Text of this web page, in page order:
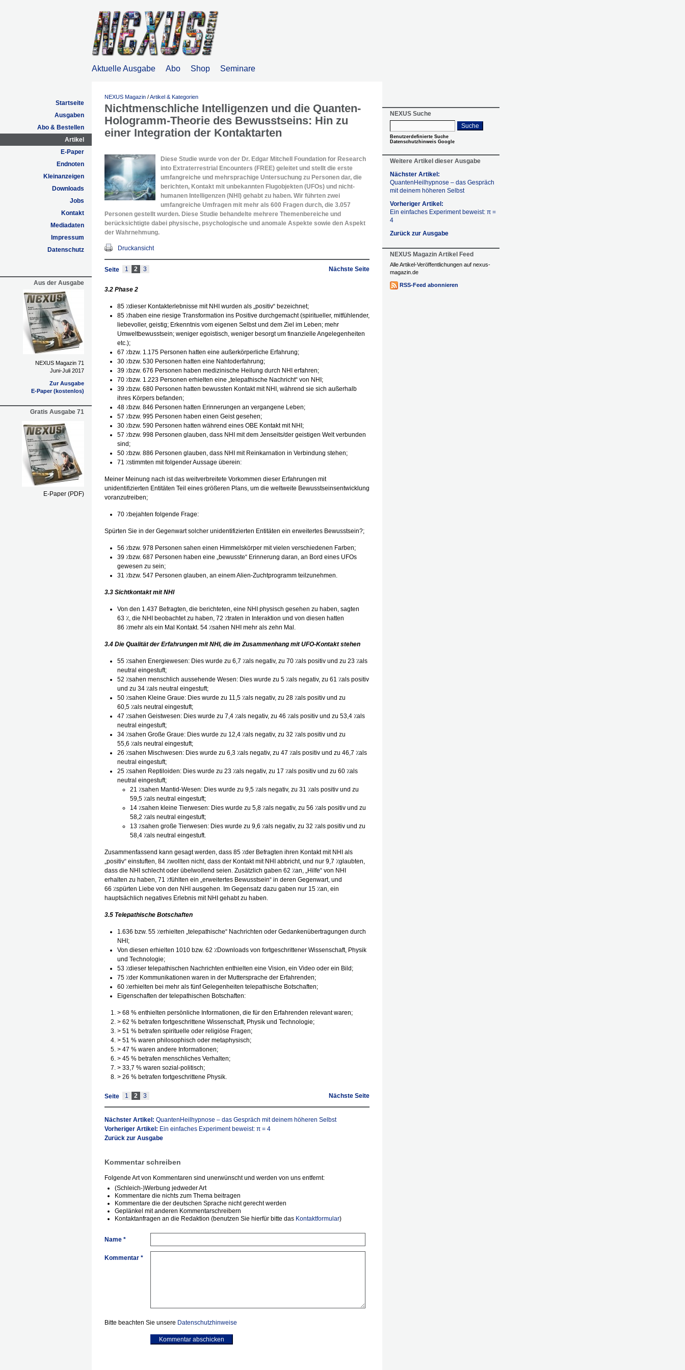
Aktuelle Ausgabe Abo Shop Seminare
Startseite
Ausgaben
Abo & Bestellen
Artikel
E-Paper
Endnoten
Kleinanzeigen
Downloads
Jobs
Kontakt
Mediadaten
Impressum
Datenschutz
Aus der Ausgabe
NEXUS Magazin 71
Juni-Juli 2017
Zur Ausgabe
E-Paper (kostenlos)
Gratis Ausgabe 71
E-Paper (PDF)
NEXUS Magazin /Artikel & Kategorien
Nichtmenschliche Intelligenzen und die Quanten-
Hologramm-Theorie des Bewusstseins: Hin zu
einer Integration der Kontaktarten
Diese Studie wurde von der Dr. Edgar Mitchell Foundation for Research
into Extraterrestrial Encounters (FREE) geleitet und stellt die erste
umfangreiche und mehrsprachige Untersuchung zu Personen dar, die
berichten, Kontakt mit unbekannten Flugobjekten (UFOs) und nicht-
humanen Intelligenzen (NHI) gehabt zu haben. Wir führten zwei
umfangreiche Umfragen mit mehr als 600 Fragen durch, die 3.057
Personen gestellt wurden. Diese Studie behandelte mehrere Themenbereiche und
berücksichtigte dabei physische, psychologische und anomale Aspekte sowie den Aspekt
der Wahrnehmung.
Druckansicht
Nächste Seite
Seite 1 2 3
3.2 Phase 2
85 ٪dieser Kontakterlebnisse mit NHI wurden als „positiv“ bezeichnet;
85 ٪haben eine riesige Transformation ins Positive durchgemacht (spiritueller, mitfühlender,
liebevoller, geistig; Erkenntnis vom eigenen Selbst und dem Ziel im Leben; mehr
Umweltbewusstsein; weniger egoistisch, weniger besorgt um finanzielle Angelegenheiten
etc.);
67 ٪bzw. 1.175 Personen hatten eine außerkörperliche Erfahrung;
30 ٪bzw. 530 Personen hatten eine Nahtoderfahrung;
39 ٪bzw. 676 Personen haben medizinische Heilung durch NHI erfahren;
70 ٪bzw. 1.223 Personen erhielten eine „telepathische Nachricht“ von NHI;
39 ٪bzw. 680 Personen hatten bewussten Kontakt mit NHI, während sie sich außerhalb
ihres Körpers befanden;
48 ٪bzw. 846 Personen hatten Erinnerungen an vergangene Leben;
57 ٪bzw. 995 Personen haben einen Geist gesehen;
30 ٪bzw. 590 Personen hatten während eines OBE Kontakt mit NHI;
57 ٪bzw. 998 Personen glauben, dass NHI mit dem Jenseits/der geistigen Welt verbunden
sind;
50 ٪bzw. 886 Personen glauben, dass NHI mit Reinkarnation in Verbindung stehen;
71 ٪stimmten mit folgender Aussage überein:
Meiner Meinung nach ist das weitverbreitete Vorkommen dieser Erfahrungen mit
unidentifizierten Entitäten Teil eines größeren Plans, um die weltweite Bewusstseinsentwicklung
voranzutreiben;
70 ٪bejahten folgende Frage:
Spürten Sie in der Gegenwart solcher unidentifizierten Entitäten ein erweitertes Bewusstsein?;
56 ٪bzw. 978 Personen sahen einen Himmelskörper mit vielen verschiedenen Farben;
39 ٪bzw. 687 Personen haben eine „bewusste“ Erinnerung daran, an Bord eines UFOs
gewesen zu sein;
31 ٪bzw. 547 Personen glauben, an einem Alien-Zuchtprogramm teilzunehmen.
3.3 Sichtkontakt mit NHI
Von den 1.437 Befragten, die berichteten, eine NHI physisch gesehen zu haben, sagten
63 ٪, die NHI beobachtet zu haben, 72 ٪traten in Interaktion und von diesen hatten
86 ٪mehr als ein Mal Kontakt. 54 ٪sahen NHI mehr als zehn Mal.
3.4 Die Qualität der Erfahrungen mit NHI, die im Zusammenhang mit UFO-Kontakt stehen
55 ٪sahen Energiewesen: Dies wurde zu 6,7 ٪als negativ, zu 70 ٪als positiv und zu 23 ٪als
neutral eingestuft;
52 ٪sahen menschlich aussehende Wesen: Dies wurde zu 5 ٪als negativ, zu 61 ٪als positiv
und zu 34 ٪als neutral eingestuft;
50 ٪sahen Kleine Graue: Dies wurde zu 11,5 ٪als negativ, zu 28 ٪als positiv und zu
60,5 ٪als neutral eingestuft;
47 ٪sahen Geistwesen: Dies wurde zu 7,4 ٪als negativ, zu 46 ٪als positiv und zu 53,4 ٪als
neutral eingestuft;
34 ٪sahen Große Graue: Dies wurde zu 12,4 ٪als negativ, zu 32 ٪als positiv und zu
55,6 ٪als neutral eingestuft;
26 ٪sahen Mischwesen: Dies wurde zu 6,3 ٪als negativ, zu 47 ٪als positiv und zu 46,7 ٪als
neutral eingestuft;
25 ٪sahen Reptiloiden: Dies wurde zu 23 ٪als negativ, zu 17 ٪als positiv und zu 60 ٪als
neutral eingestuft;
21 ٪sahen Mantid-Wesen: Dies wurde zu 9,5 ٪als negativ, zu 31 ٪als positiv und zu
59,5 ٪als neutral eingestuft;
14 ٪sahen kleine Tierwesen: Dies wurde zu 5,8 ٪als negativ, zu 56 ٪als positiv und zu
58,2 ٪als neutral eingestuft;
13 ٪sahen große Tierwesen: Dies wurde zu 9,6 ٪als negativ, zu 32 ٪als positiv und zu
58,4 ٪als neutral eingestuft.
Zusammenfassend kann gesagt werden, dass 85 ٪der Befragten ihren Kontakt mit NHI als
„positiv“ einstuften, 84 ٪wollten nicht, dass der Kontakt mit NHI abbricht, und nur 9,7 ٪glaubten,
dass die NHI schlecht oder übelwollend seien. Zusätzlich gaben 62 ٪an, „Hilfe“ von NHI
erhalten zu haben, 71 ٪fühlten ein „erweitertes Bewusstsein“ in deren Gegenwart, und
66 ٪spürten Liebe von den NHI ausgehen. Im Gegensatz dazu gaben nur 15 ٪an, ein
hauptsächlich negatives Erlebnis mit NHI gehabt zu haben.
3.5 Telepathische Botschaften
1.636 bzw. 55 ٪erhielten „telepathische“ Nachrichten oder Gedankenübertragungen durch
NHI;
Von diesen erhielten 1010 bzw. 62 ٪Downloads von fortgeschrittener Wissenschaft, Physik
und Technologie;
53 ٪dieser telepathischen Nachrichten enthielten eine Vision, ein Video oder ein Bild;
75 ٪der Kommunikationen waren in der Muttersprache der Erfahrenden;
60 ٪erhielten bei mehr als fünf Gelegenheiten telepathische Botschaften;
Eigenschaften der telepathischen Botschaften:
> 68 % enthielten persönliche Informationen, die für den Erfahrenden relevant waren;
> 62 % betrafen fortgeschrittene Wissenschaft, Physik und Technologie;
> 51 % betrafen spirituelle oder religiöse Fragen;
> 51 % waren philosophisch oder metaphysisch;
> 47 % waren andere Informationen;
> 45 % betrafen menschliches Verhalten;
> 33,7 % waren sozial-politisch;
> 26 % betrafen fortgeschrittene Physik.
Nächste Seite
Seite 1 2 3
Nächster Artikel: QuantenHeilhypnose – das Gespräch mit deinem höheren Selbst
Vorheriger Artikel: Ein einfaches Experiment beweist: π = 4
Zurück zur Ausgabe
Kommentar schreiben
Folgende Art von Kommentaren sind unerwünscht und werden von uns entfernt:
(Schleich-)Werbung jedweder Art
Kommentare die nichts zum Thema beitragen
Kommentare die der deutschen Sprache nicht gerecht werden
Geplänkel mit anderen Kommentarschreibern
Kontaktanfragen an die Redaktion (benutzen Sie hierfür bitte das Kontaktformular)
Name *
Kommentar *
Bitte beachten Sie unsere Datenschutzhinweise
Kommentar abschicken
NEXUS Suche
Suche
Benutzerdefinierte Suche
Datenschutzhinweis Google
Weitere Artikel dieser Ausgabe
Nächster Artikel:
QuantenHeilhypnose – das Gespräch
mit deinem höheren Selbst
Vorheriger Artikel:
Ein einfaches Experiment beweist: π =
4
Zurück zur Ausgabe
NEXUS Magazin Artikel Feed
Alle Artikel-Veröffentlichungen auf nexus-
magazin.de
RSS-Feed abonnieren